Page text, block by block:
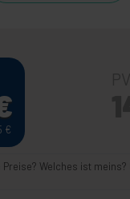
€
Welches ist meins?